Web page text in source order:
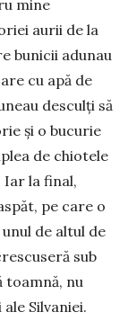
mine
aurii de la
bunicii adunau
cu apă de
desculți să
și o bucurie
de chiotele
la final,
pe care o
de altul de
sub
toamnă, nu
Silvaniei.